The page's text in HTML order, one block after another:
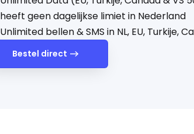
heeft geen dagelijkse limiet in Nederland
Unlimited bellen & SMS in NL, EU, Turkije,
Bestel direct